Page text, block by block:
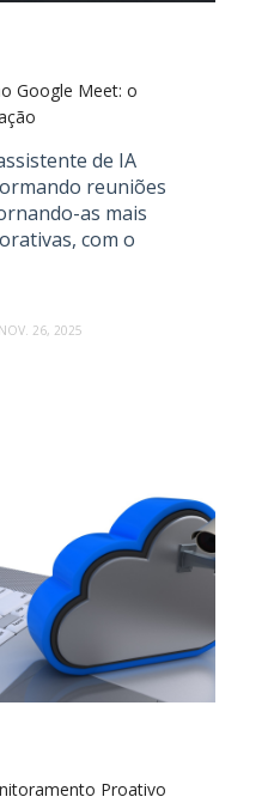
Google Meet: o
de IA
reuniões
as mais
com o
NOV. 26, 2025
Proativo